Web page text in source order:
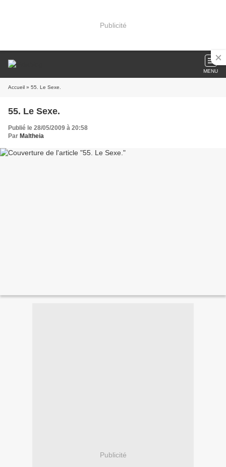
Publicité
MENU
Accueil » 55. Le Sexe.
55. Le Sexe.
Publié le 28/05/2009 à 20:58
Par Maltheia
Publicité